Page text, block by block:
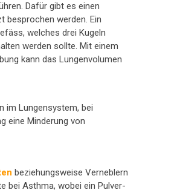
Dafür gibt es einen
besprochen werden. Ein
welches drei Kugeln
werden sollte. Mit einem
kann das Lungenvolumen
im Lungensystem, bei
eine Minderung von
beziehungsweise Verneblern
bei Asthma, wobei ein Pulver-